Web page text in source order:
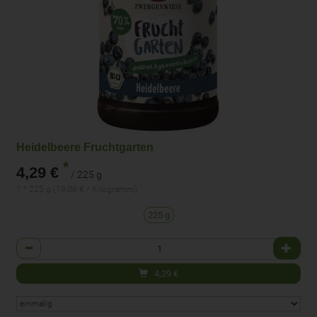
Heidelbeere Fruchtgarten
4,29 € * / 225 g
225 g
Anzahl
4,29 €